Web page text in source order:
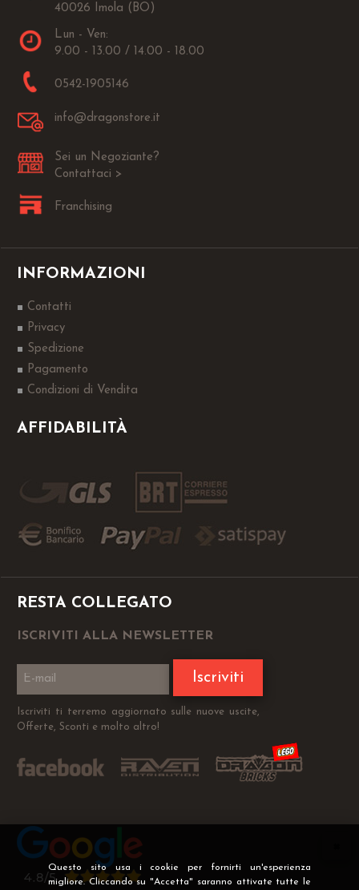
Questo sito usa i cookie per fornirti un'esperienza
migliore. Cliccando su "Accetta" saranno attivate tutte le
40026 Imola (BO)
Lun - Ven:
9.00 - 13.00 / 14.00 - 18.00
0542-1905146
info@dragonstore.it
Sei un Negoziante?
Contattaci >
Franchising
INFORMAZIONI
Contatti
Privacy
Spedizione
Pagamento
Condizioni di Vendita
AFFIDABILITÀ
RESTA COLLEGATO
ISCRIVITI ALLA NEWSLETTER
Iscriviti
Iscriviti ti terremo aggiornato sulle nuove uscite,
Offerte, Sconti e molto altro!